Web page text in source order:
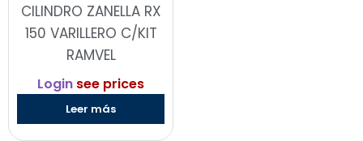
CILINDRO ZANELLA RX
150 VARILLERO C/KIT
RAMVEL
Login see prices
Leer más